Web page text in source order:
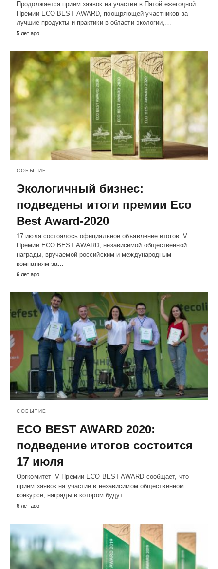
Продолжается прием заявок на участие в Пятой ежегодной
Премии ECO BEST AWARD, поощряющей участников за
лучшие продукты и практики в области экологии,…
5 лет ago
СОБЫТИЕ
Экологичный бизнес:
подведены итоги премии Eco
Best Award-2020
17 июля состоялось официальное объявление итогов IV
Премии ECO BEST AWARD, независимой общественной
награды, вручаемой российским и международным
компаниям за…
6 лет ago
СОБЫТИЕ
ECO BEST AWARD 2020:
подведение итогов состоится
17 июля
Оргкомитет IV Премии ECO BEST AWARD сообщает, что
прием заявок на участие в независимом общественном
конкурсе, награды в котором будут…
6 лет ago